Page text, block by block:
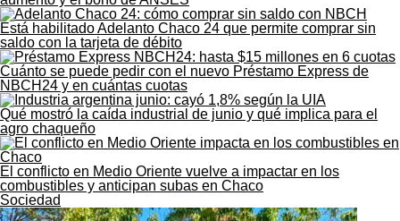
Está habilitado Adelanto Chaco 24 que permite comprar sin
saldo con la tarjeta de débito
Cuánto se puede pedir con el nuevo Préstamo Express de
NBCH24 y en cuántas cuotas
Qué mostró la caída industrial de junio y qué implica para el
agro chaqueño
El conflicto en Medio Oriente vuelve a impactar en los
combustibles y anticipan subas en Chaco
Sociedad